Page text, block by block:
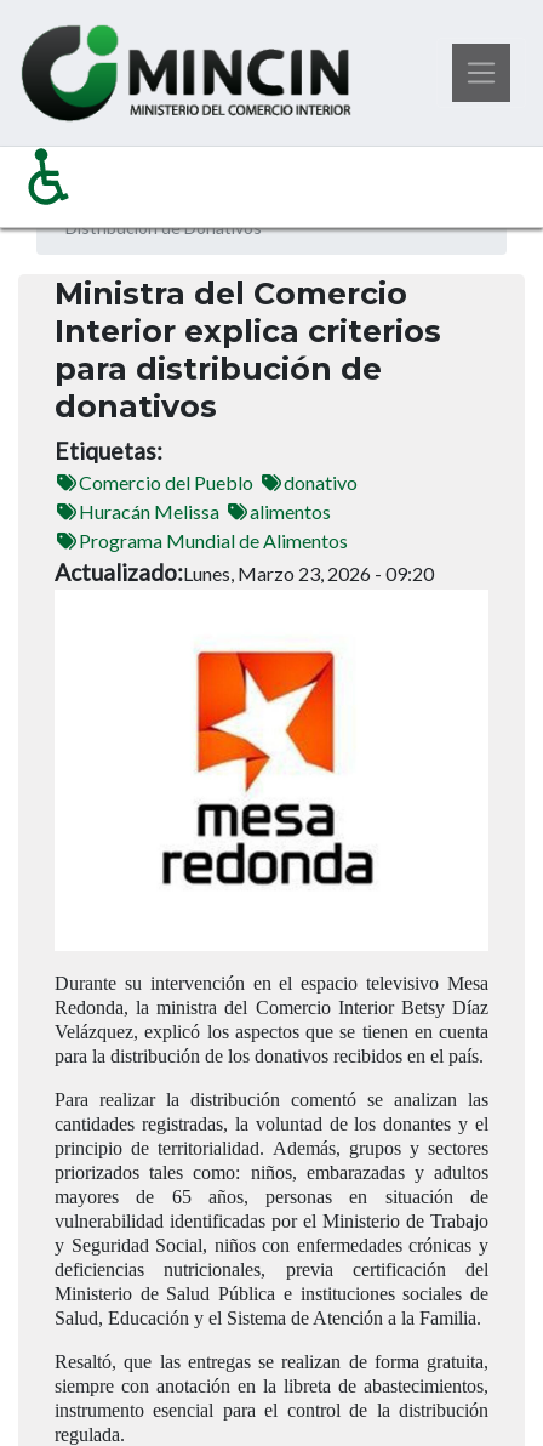
Distribución de Donativos
Ministra del Comercio
Interior explica criterios
para distribución de
donativos
Etiquetas
Comercio del Pueblo
donativo
Huracán Melissa
alimentos
Programa Mundial de Alimentos
Actualizado Lunes, Marzo 23, 2026 - 09:20
Durante su intervención en el espacio televisivo Mesa
Redonda, la ministra del Comercio Interior Betsy Díaz
Velázquez, explicó los aspectos que se tienen en cuenta
para la distribución de los donativos recibidos en el país.
Para realizar la distribución comentó se analizan las
cantidades registradas, la voluntad de los donantes y el
principio de territorialidad. Además, grupos y sectores
priorizados tales como: niños, embarazadas y adultos
mayores de 65 años, personas en situación de
vulnerabilidad identificadas por el Ministerio de Trabajo
y Seguridad Social, niños con enfermedades crónicas y
deficiencias nutricionales, previa certificación del
Ministerio de Salud Pública e instituciones sociales de
Salud, Educación y el Sistema de Atención a la Familia.
Resaltó, que las entregas se realizan de forma gratuita,
siempre con anotación en la libreta de abastecimientos,
instrumento esencial para el control de la distribución
regulada.